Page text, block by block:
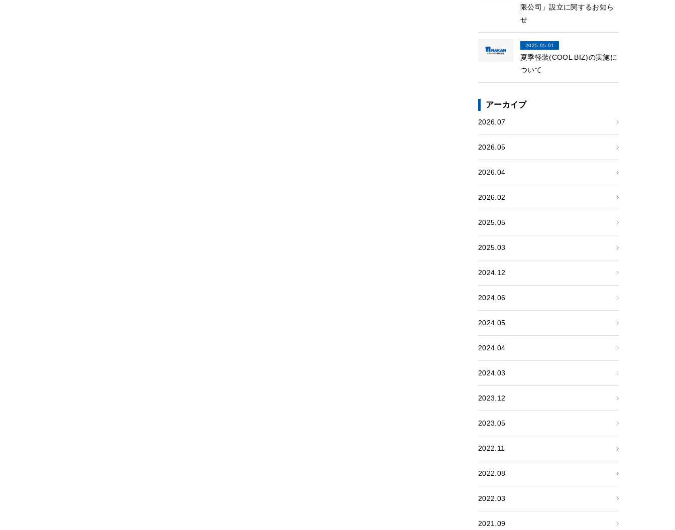
限公司」設立に関するお知ら
せ
2025.05.01
夏季軽装(COOL BIZ)の実施に
ついて
アーカイブ
2026.07
2026.05
2026.04
2026.02
2025.05
2025.03
2024.12
2024.06
2024.05
2024.04
2024.03
2023.12
2023.05
2022.11
2022.08
2022.03
2021.09